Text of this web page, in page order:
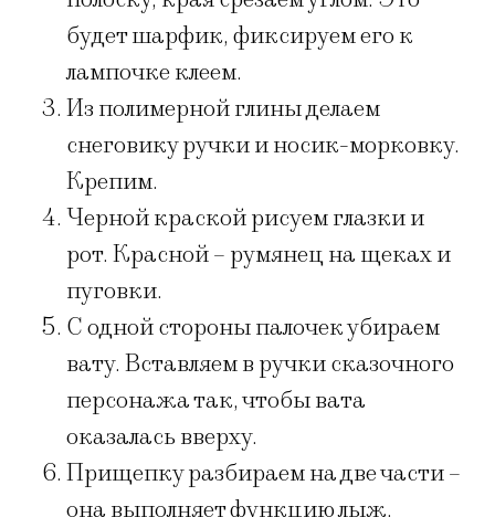
будет шарфик, фиксируем его к
лампочке клеем.
Из полимерной глины делаем
снеговику ручки и носик-морковку.
Крепим.
Черной краской рисуем глазки и
рот. Красной – румянец на щеках и
пуговки.
С одной стороны палочек убираем
вату. Вставляем в ручки сказочного
персонажа так, чтобы вата
оказалась вверху.
Прищепку разбираем на две части –
она выполняет функцию лыж.